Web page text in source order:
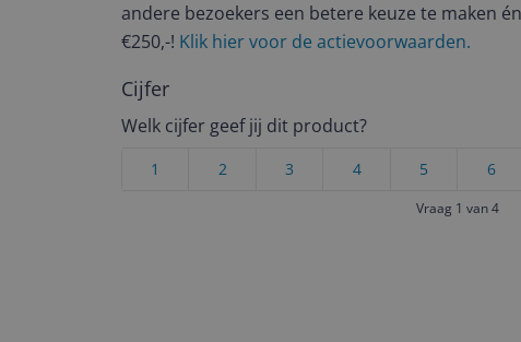
andere bezoekers een betere keuze te maken
€250,-! Klik hier voor de actievoorwaarden.
Cijfer
Welk cijfer geef jij dit product?
6
5
4
3
2
1
Vraag 1 van 4